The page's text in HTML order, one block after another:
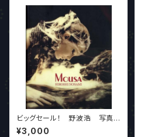
ビッグセール！ 野波浩 写真
集『MOUSA』ソフトカバー
¥3,000